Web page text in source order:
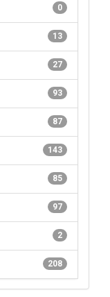
0
13
27
93
87
143
85
97
2
208